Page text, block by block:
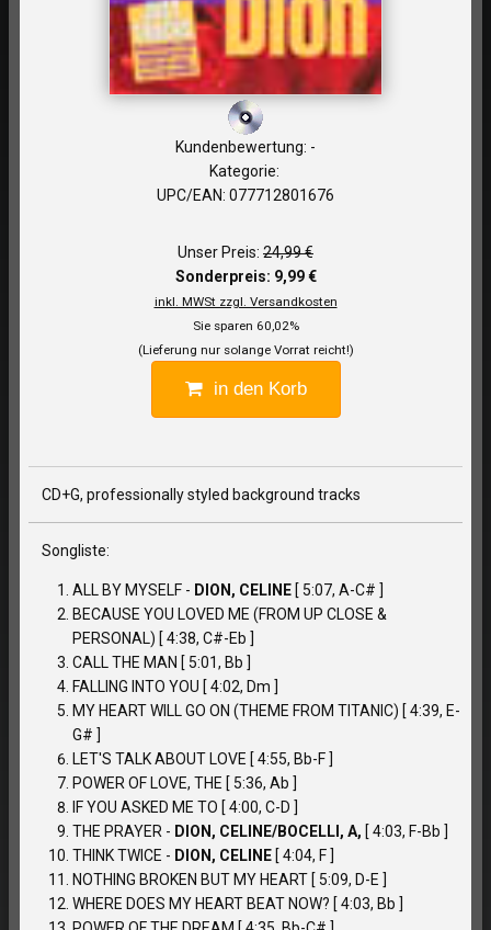
Kundenbewertung: -
Kategorie:
UPC/EAN: 077712801676
Unser Preis: 24,99 €
Sonderpreis: 9,99 €
inkl. MWSt zzgl. Versandkosten
Sie sparen 60,02%
(Lieferung nur solange Vorrat reicht!)
in den Korb
CD+G, professionally styled background tracks
Songliste:
ALL BY MYSELF - DION, CELINE [ 5:07, A-C# ]
BECAUSE YOU LOVED ME (FROM UP CLOSE &
PERSONAL) [ 4:38, C#-Eb ]
CALL THE MAN [ 5:01, Bb ]
FALLING INTO YOU [ 4:02, Dm ]
MY HEART WILL GO ON (THEME FROM TITANIC) [ 4:39, E-
G# ]
LET'S TALK ABOUT LOVE [ 4:55, Bb-F ]
POWER OF LOVE, THE [ 5:36, Ab ]
IF YOU ASKED ME TO [ 4:00, C-D ]
THE PRAYER - DION, CELINE/BOCELLI, A, [ 4:03, F-Bb ]
THINK TWICE - DION, CELINE [ 4:04, F ]
NOTHING BROKEN BUT MY HEART [ 5:09, D-E ]
WHERE DOES MY HEART BEAT NOW? [ 4:03, Bb ]